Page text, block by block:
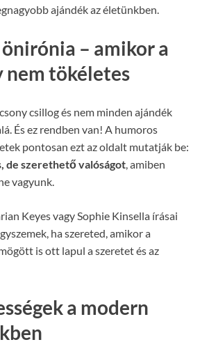
ajándék az életünkben.
– amikor a
nem tökéletes
csillog és nem minden ajándék
És ez rendben van! A humoros
pontosan ezt az oldalt mutatják be:
de szerethető valóságot, amiben
vagyunk.
Keyes vagy Sophie Kinsella írásai
ha szereted, amikor a
is ott lapul a szeretet és az
a modern